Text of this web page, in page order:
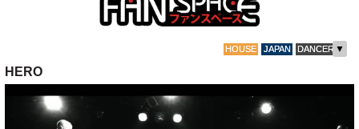
HOUSE JAPAN DANCER ▼
HERO